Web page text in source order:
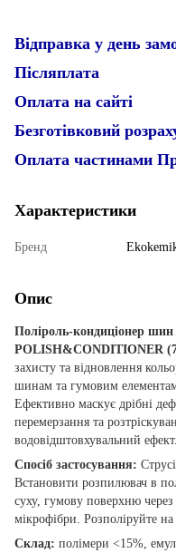
Відправка у день
Післяплата
Оплата на сайті
Безготівковий
Оплата частинами
Характеристики
Бренд
Опис
Поліроль-кондиціонер
POLISH&CONDITIONER
захисту та відновлення
шинам та гумовим
Ефективно маскує дрібні
перемерзання та
водовідштовхувальний ефект.
Спосіб застосування:
Встановити розпилювач в
суху, гумову поверхню
мікрофібри. Розполіруйте на
Склад: полімери <15%,